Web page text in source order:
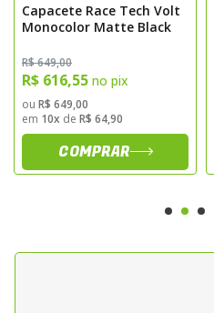
Internamente, o
forração anatômica e
desenvolvida em
hipoalergênico.
lavável, a forração do
garante conforto
manutenção, mesmo
Viseira e Sistema
Capacete Race Tech Volt
Monocolor Matte Black
R$ 649,00
R$ 616,55 no pix
ou R$ 649,00
em 10x de R$ 64,90
COMPRAR